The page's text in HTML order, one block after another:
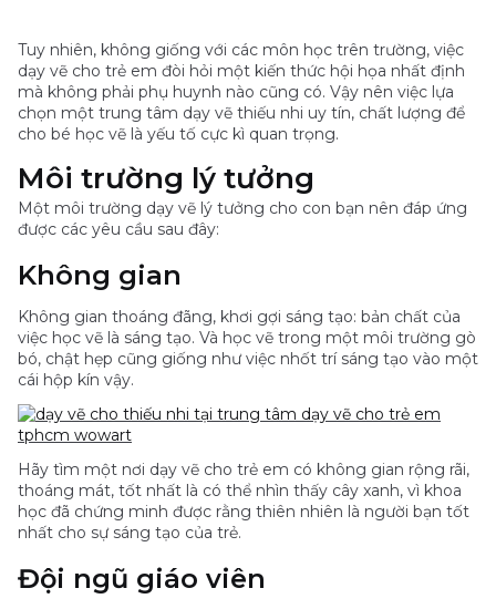
Tuy nhiên, không giống với các môn học trên trường, việc
dạy vẽ cho trẻ em đòi hỏi một kiến thức hội họa nhất định
mà không phải phụ huynh nào cũng có. Vậy nên việc lựa
chọn một trung tâm dạy vẽ thiếu nhi uy tín, chất lượng để
cho bé học vẽ là yếu tố cực kì quan trọng.
Môi trường lý tưởng
Một môi trường dạy vẽ lý tưởng cho con bạn nên đáp ứng
được các yêu cầu sau đây:
Không gian
Không gian thoáng đãng, khơi gợi sáng tạo: bản chất của
việc học vẽ là sáng tạo. Và học vẽ trong một môi trường gò
bó, chật hẹp cũng giống như việc nhốt trí sáng tạo vào một
cái hộp kín vậy.
Hãy tìm một nơi dạy vẽ cho trẻ em có không gian rộng rãi,
thoáng mát, tốt nhất là có thể nhìn thấy cây xanh, vì khoa
học đã chứng minh được rằng thiên nhiên là người bạn tốt
nhất cho sự sáng tạo của trẻ.
Đội ngũ giáo viên